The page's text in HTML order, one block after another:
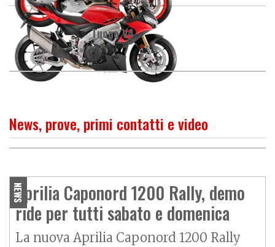
Tuono V4
News, prove, primi contatti e video
OAprilia Caponord 1200 Rally
per andare in capo al mondo
NEWS
Aprilia Caponord 1200 Rally, demo
ride per tutti sabato e domenica
La nuova Aprilia Caponord 1200 Rally